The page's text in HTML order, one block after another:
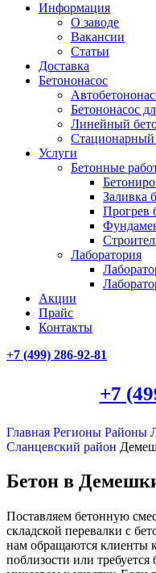
Информация
О заводе
Вакансии
Статьи
Доставка
Бетононасос
Бетононасос
Линейный
Стационарный
Услуги
Бетонные
Заливка
Прогрев
Лаборатория
Акции
Прайс
Контакты
+7 (499) 286-92-81
+7
Главная Регионы Районы
Сланцевский район
Бетон в
Поставляем бетонную
складской перевалки с
нам обращаются клиенты
поблизости или